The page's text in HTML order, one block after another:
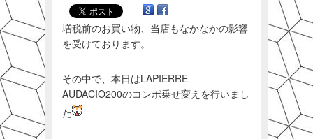
増税前のお買い物、当店もなかなかの影響
を受けております。
その中で、本日はLAPIERRE
AUDACIO200のコンポ乗せ変えを行いまし
た